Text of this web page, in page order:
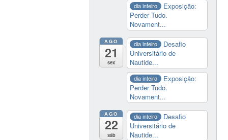
dia inteiro
Exposição:
Perder Tudo.
Novament...
AGO
21
sex
dia inteiro
Desafio
Universitário de
Nautide...
dia inteiro
Exposição:
Perder Tudo.
Novament...
AGO
22
sáb
dia inteiro
Desafio
Universitário de
Nautide...